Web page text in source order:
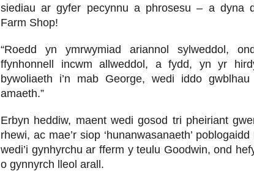
siediau ar gyfer pecynnu a phrosesu – a dyna
Farm Shop!
“Roedd yn ymrwymiad ariannol sylweddol,
ffynhonnell incwm allweddol, a fydd, yn yr
bywoliaeth i’n mab George, wedi iddo
amaeth.”
Erbyn heddiw, maent wedi gosod tri pheiriant
rhewi, ac mae’r siop ‘hunanwasanaeth’
wedi’i gynhyrchu ar fferm y teulu Goodwin, ond
o gynnyrch lleol arall.